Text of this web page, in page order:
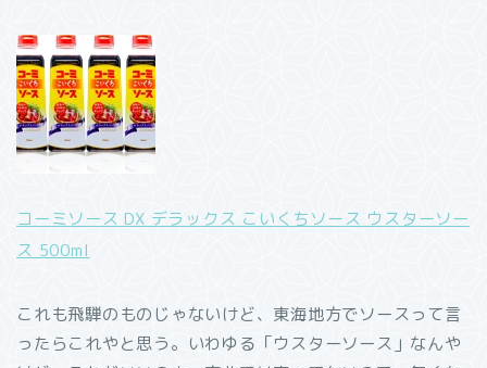
コーミソース DX デラックス こいくちソース ウスターソー
ス 500ml
これも飛騨のものじゃないけど、東海地方でソースって言
ったらこれやと思う。いわゆる「ウスターソース」なんや